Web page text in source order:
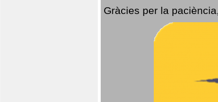
Gràcies per la